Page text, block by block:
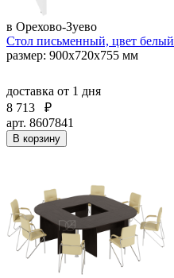
в Орехово-Зуево
Стол письменный, цвет белый
размер: 900х720х755 мм
доставка от 1 дня
8 713
₽
арт. 8607841
В корзину